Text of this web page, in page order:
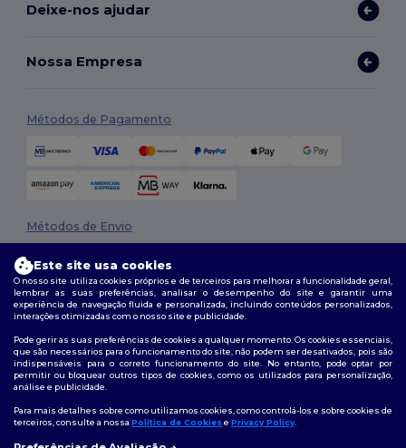
Deixe-nos ajudar
Nossa Empresa
Métodos de Pagamento
Métodos de Envio
2026. Todos os direitos reservados
Siga-nos
Este site usa cookies
O nosso site utiliza cookies próprios e de terceiros para melhorar a funcionalidade geral,
lembrar as suas preferências, analisar o desempenho do site e garantir uma
experiência de navegação fluida e personalizada, incluindo conteúdos personalizados,
interações otimizadas com o nosso site e publicidade.
Pode gerir as suas preferências de cookies a qualquer momento. Os cookies essenciais,
que são necessários para o funcionamento do site, não podem ser desativados, pois são
indispensáveis para o correto funcionamento do site. No entanto, pode optar por
permitir ou bloquear outros tipos de cookies, como os utilizados para personalização,
análise e publicidade.
Para mais detalhes sobre como utilizamos cookies, como controlá-los e sobre cookies de
terceiros, consulte a nossa Política de Cookiese Privacy Policy.